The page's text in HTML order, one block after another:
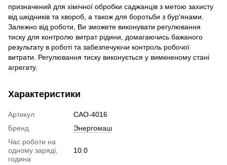
призначений для хімічної обробки саджанців з метою захисту
від шкідників та хвороб, а також для боротьби з бур'янами.
Залежно від роботи, Ви зможете виконувати регулювання
тиску для контролю витрат рідини, домагаючись бажаного
результату в роботі та забезпечуючи контроль робочої
витрати. Регулювання тиску виконується у вимкненому стані
агрегату.
Характеристики
Артикул
САО-4016
Бренд
Энергомаш
Час роботи на
одному заряді,
година
10.0